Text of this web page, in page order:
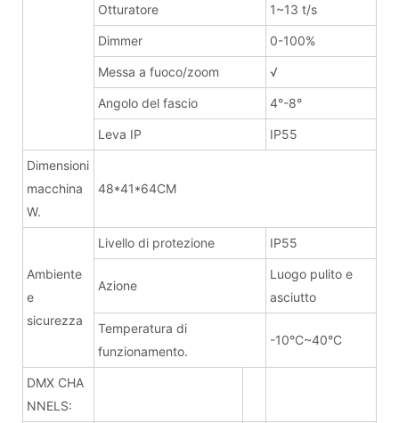
Otturatore 1~13 t/s
Dimmer 0-100%
Messa a fuoco/zoom √
Angolo del fascio 4°-8°
Leva IP IP55
Dimensioni
macchina
W.
48*41*64CM
Ambiente
e
sicurezza
Livello di protezione IP55
Azione
Luogo pulito e
asciutto
Temperatura di
funzionamento.
-10°C~40°C
DMX CHA
NNELS: